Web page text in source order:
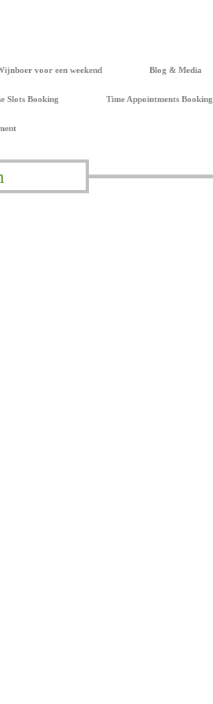
voor een weekend Blog & Media
Slots Booking Time Appointments Booking